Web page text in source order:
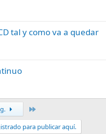
tal y como va a quedar
para publicar aquí.